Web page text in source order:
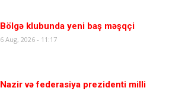
Bölgə klubunda yeni baş məşqçi
6 Aug, 2026 - 11:17
Nazir və federasiya prezidenti milli